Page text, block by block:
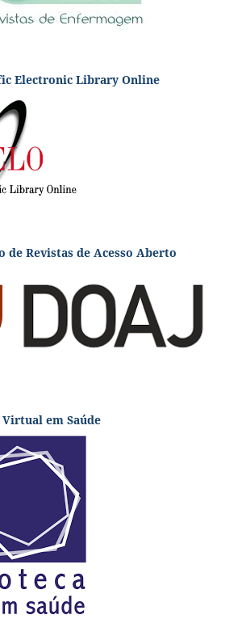
Electronic Library Online
de Revistas de Acesso Aberto
Virtual em Saúde